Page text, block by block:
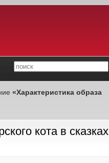
«Характеристика образа
кота в сказках